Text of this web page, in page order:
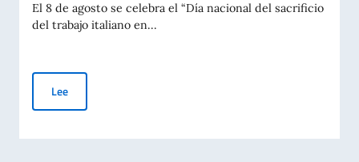
El 8 de agosto se celebra el “Día nacional del sacrificio
del trabajo italiano en...
LeeDía Nacional del Sacrificio del Trabajo Italiano en el Mundo